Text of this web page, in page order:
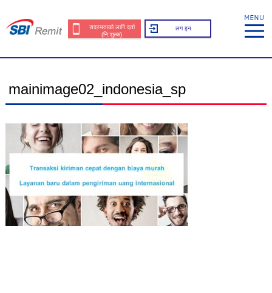
सदस्यताको लागि दर्ता
(नि:शुल्क)
लग इन
mainimage02_indonesia_sp